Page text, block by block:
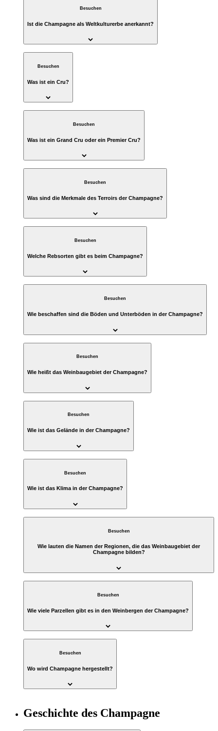
Besuchen
Ist die Champagne als Weltkulturerbe anerkannt?
Besuchen
Was ist ein Cru?
Besuchen
Was ist ein Grand Cru oder ein Premier Cru?
Besuchen
Was sind die Merkmale des Terroirs der Champagne?
Besuchen
Welche Rebsorten gibt es beim Champagne?
Besuchen
Wie beschaffen sind die Böden und Unterböden in der Champagne?
Besuchen
Wie heißt das Weinbaugebiet der Champagne?
Besuchen
Wie ist das Gelände in der Champagne?
Besuchen
Wie ist das Klima in der Champagne?
Besuchen
Wie lauten die Namen der Regionen, die das Weinbaugebiet der
Champagne bilden?
Besuchen
Wie viele Parzellen gibt es in den Weinbergen der Champagne?
Besuchen
Wo wird Champagne hergestellt?
Geschichte des Champagne